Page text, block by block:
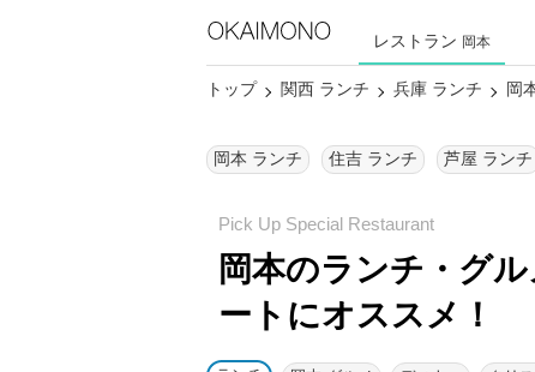
レストラン 岡本
トップ 関西 ランチ 兵庫 ランチ 岡
岡本 ランチ 住吉 ランチ 芦屋 ランチ
岡本のランチ・グル
ートにオススメ！